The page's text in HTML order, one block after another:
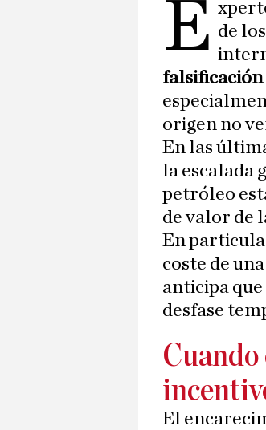
E de
falsificación
origen no
En las
la escalada
petróleo
de valor de
En
coste de
anticipa
desfase
El